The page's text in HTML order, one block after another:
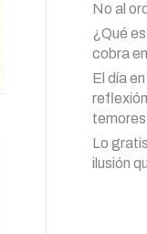
No al
¿Qué
cobra
El día
temores
Lo
ilusión